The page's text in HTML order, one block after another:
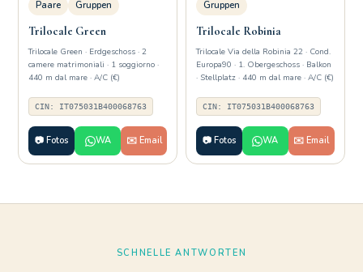
Paare
Gruppen
Trilocale Green
Trilocale Green · Erdgeschoss · 2
camere matrimoniali · 1 soggiorno ·
440 m dal mare · A/C (€)
CIN: IT075031B400068763
📷 Fotos WA ✉️ Email
Gruppen
Trilocale Robinia
Trilocale Via della Robinia 22 · Cond.
Europa90 · 1. Obergeschoss · Balkon
· Stellplatz · 440 m dal mare · A/C (€)
CIN: IT075031B400068763
📷 Fotos WA ✉️ Email
SCHNELLE ANTWORTEN